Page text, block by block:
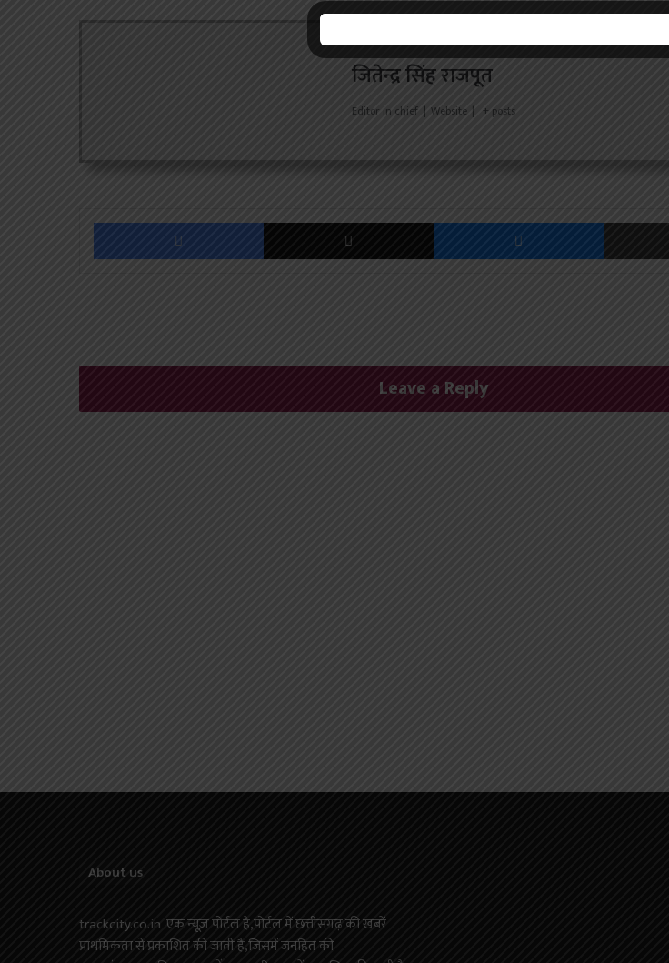
जितेन्द्र सिंह राजपूत
Editor in chief | Website | + posts
Facebook X Messenger
Leave a Reply
About us
trackcity.co.in एक न्यूज़ पोर्टल है,पोर्टल में छत्तीसगढ़ की खबरें
प्राथमिकता से प्रकाशित की जाती है,जिसमें जनहित की